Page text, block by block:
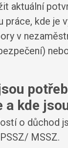
aktuální
práce, kde je
v
a kde
o důchod
MSSZ.